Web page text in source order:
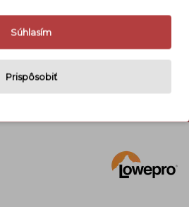
Súhlasím
Prispôsobiť